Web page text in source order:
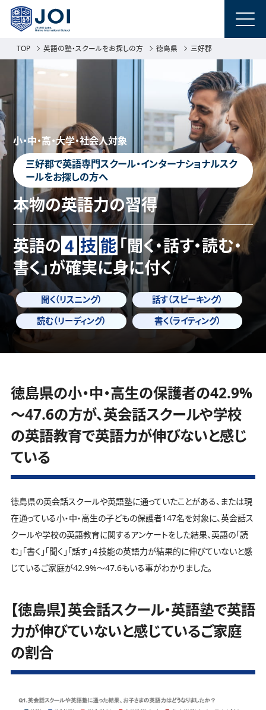
TOP 英語の塾・スクールをお探しの方 徳島県 三好郡
小・中・高・大学・社会人対象
三好郡で英語専門スクール・インターナショナルスク
ールをお探しの方へ
本物の英語力の習得
英語の 4 技能 「聞く・話す・読む・
書く」が確実に身に付く
聞く（リスニング）
話す（スピーキング）
読む（リーディング）
書く（ライティング）
徳島県の小・中・高生の保護者の42.9%
～47.6の方が、英会話スクールや学校
の英語教育で英語力が伸びないと感じ
ている
徳島県の英会話スクールや英語塾に通っていたことがある、または現
在通っている小・中・高生の子どもの保護者147名を対象に、英会話ス
クールや学校の英語教育に関するアンケートをした結果、英語の「読
む」「書く」「聞く」「話す」４技能の英語力が結果的に伸びていないと感
じているご家庭が42.9%～47.6もいる事がわかりました。
【徳島県】英会話スクール・英語塾で英語
力が伸びていないと感じているご家庭
の割合